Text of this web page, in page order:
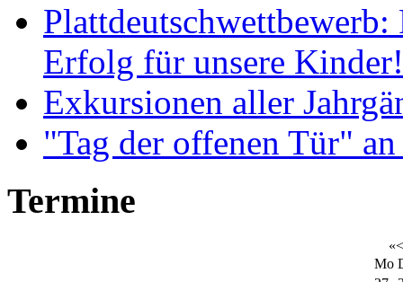
Erfolg für unsere Kinder!
Exkursionen aller
"Tag der offenen Tür"
Termine
«<
Mo